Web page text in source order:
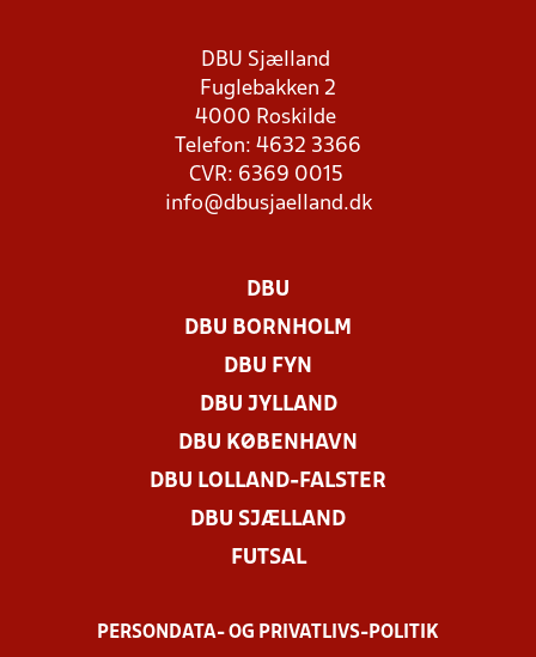
DBU Sjælland
Fuglebakken 2
4000 Roskilde
Telefon: 4632 3366
CVR: 6369 0015
info@dbusjaelland.dk
DBU
DBU BORNHOLM
DBU FYN
DBU JYLLAND
DBU KØBENHAVN
DBU LOLLAND-FALSTER
DBU SJÆLLAND
FUTSAL
PERSONDATA- OG PRIVATLIVS-POLITIK